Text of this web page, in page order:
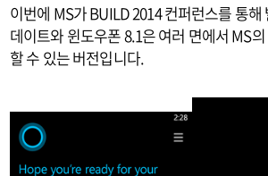
이번에 MS가 BUILD 2014 컨퍼런스를 통해
데이트와 윈도우폰 8.1은 여러 면에서 MS
할 수 있는 버전입니다.